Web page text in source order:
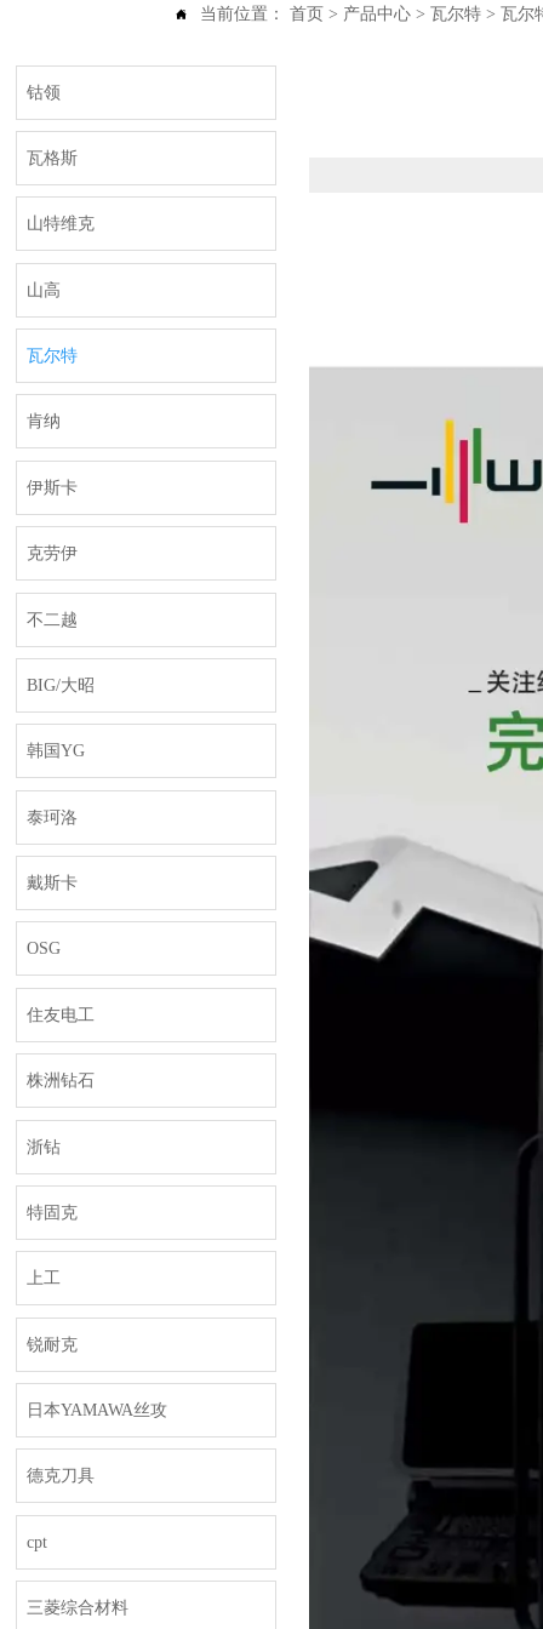
 当前位置：首页 > 产品中心 >瓦尔特 >瓦尔
钴领
瓦格斯
山特维克
山高
瓦尔特
肯纳
伊斯卡
克劳伊
不二越
BIG/大昭
韩国YG
泰珂洛
戴斯卡
OSG
住友电工
株洲钻石
浙钻
特固克
上工
锐耐克
日本YAMAWA丝攻
德克刀具
cpt
三菱综合材料